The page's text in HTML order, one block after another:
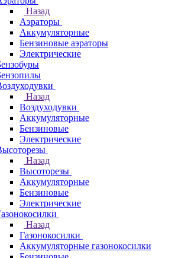
Назад
Аэраторы
Аккумуляторные
Бензиновые аэраторы
Электрические
Назад
Воздуходувки
Аккумуляторные
Бензиновые
Электрические
Назад
Высоторезы
Аккумуляторные
Бензиновые
Электрические
Назад
Газонокосилки
Аккумуляторные газонокосилки